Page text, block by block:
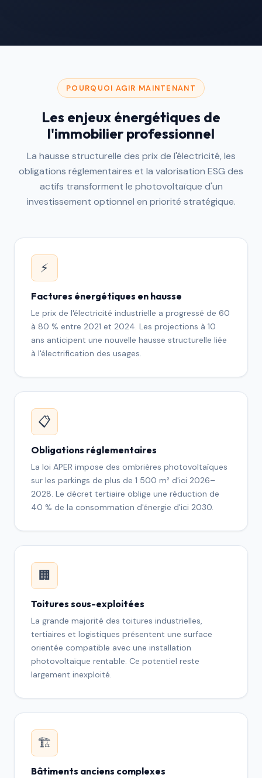
POURQUOI AGIR MAINTENANT
Les enjeux énergétiques de
l'immobilier professionnel
La hausse structurelle des prix de l'électricité, les
obligations réglementaires et la valorisation ESG des
actifs transforment le photovoltaïque d'un
investissement optionnel en priorité stratégique.
⚡
Factures énergétiques en hausse
Le prix de l'électricité industrielle a progressé de 60
à 80 % entre 2021 et 2024. Les projections à 10
ans anticipent une nouvelle hausse structurelle liée
à l'électrification des usages.
📋
Obligations réglementaires
La loi APER impose des ombrières photovoltaïques
sur les parkings de plus de 1 500 m² d'ici 2026–
2028. Le décret tertiaire oblige une réduction de
40 % de la consommation d'énergie d'ici 2030.
🏢
Toitures sous-exploitées
La grande majorité des toitures industrielles,
tertiaires et logistiques présentent une surface
orientée compatible avec une installation
photovoltaïque rentable. Ce potentiel reste
largement inexploité.
🏗
Bâtiments anciens complexes